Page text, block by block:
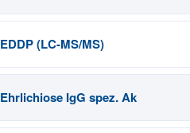
EDDP (LC-MS/MS)
Ehrlichiose IgG spez. Ak